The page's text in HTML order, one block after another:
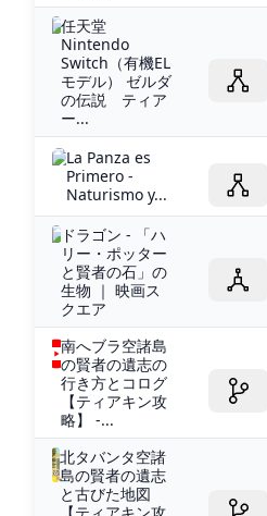
任天堂
Nintendo
Switch（有機EL
モデル） ゼルダ
の伝説 ティア
ー...
La Panza es
Primero -
Naturismo y...
ドラゴン - 「ハ
リー・ポッター
と賢者の石」の
生物 ｜ 映画ス
クエア
南へブラ空諸島
の賢者の遺志の
行き方とコログ
【ティアキン攻
略】 -...
北タバンタ空諸
島の賢者の遺志
と古びた地図